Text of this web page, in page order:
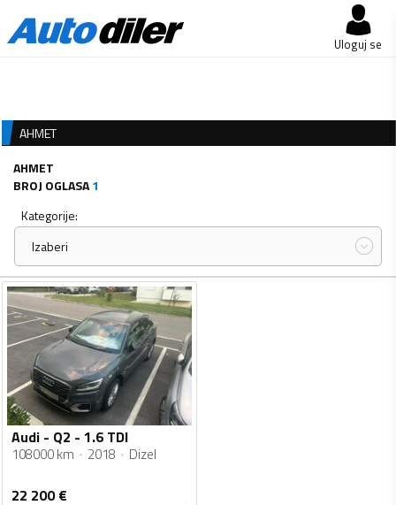
Uloguj se
AHMET
AHMET
BROJ OGLASA1
Kategorije:
Izaberi
Audi - Q2 - 1.6 TDI
108000 km 2018 Dizel
22 200€